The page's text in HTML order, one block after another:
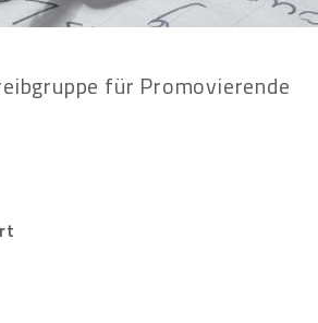
für Promovierende